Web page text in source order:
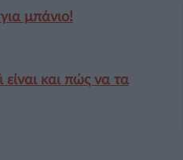
μπάνιο!
είναι και πώς να τα